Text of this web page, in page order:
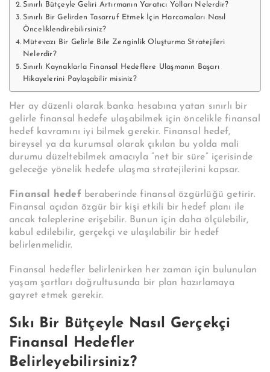
Sınırlı Bütçeyle Geliri Artırmanın Yaratıcı Yolları Nelerdir?
Sınırlı Bir Gelirden Tasarruf Etmek İçin Harcamaları Nasıl
Önceliklendirebilirsiniz?
Mütevazı Bir Gelirle Bile Zenginlik Oluşturma Stratejileri
Nelerdir?
Sınırlı Kaynaklarla Finansal Hedeflere Ulaşmanın Başarı
Hikayelerini Paylaşabilir misiniz?
Her ay düzenli olarak banka hesabına yatan sınırlı bir
gelirle finansal hedefe ulaşabilmek için öncelikle finansal
hedef kavramını iyi bilmek gerekir. Finansal hedef,
bireysel ya da kurumsal olarak çıkılan bu yolda mali
durumu düzeltebilmek amacıyla “net bir süre” içerisinde
geleceğe yönelik hedefe ulaşma stratejilerini kapsar.
Finansal hedef beraberinde finansal özgürlüğü getirir.
Finansal açıdan özgür bir kişi etkili bir hedef planı ile
ancak taleplerine erişebilir. Bunun için daha ölçülebilir,
kabul edilebilir, gerçekçi ve ulaşılabilir bir hedef
belirlenmelidir.
Finansal hedefler belirlenirken her zaman için bulunulan
yaşam şartları doğrultusunda bir plan hazırlamaya
gayret etmek gerekir.
Sıkı Bir Bütçeyle Nasıl Gerçekçi
Finansal Hedefler
Belirleyebilirsiniz?